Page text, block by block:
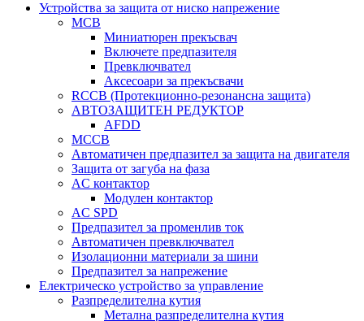
Устройства за защита от ниско напрежение
MCB
Миниатюрен прекъсвач
Включете предпазителя
Превключвател
Аксесоари за прекъсвачи
RCCB (Протекционно-резонансна защита)
АВТОЗАЩИТЕН РЕДУКТОР
AFDD
MCCB
Автоматичен предпазител за защита на двигателя
Защита от загуба на фаза
AC контактор
Модулен контактор
AC SPD
Предпазител за променлив ток
Автоматичен превключвател
Изолационни материали за шини
Предпазител за напрежение
Електрическо устройство за управление
Разпределителна кутия
Метална разпределителна кутия